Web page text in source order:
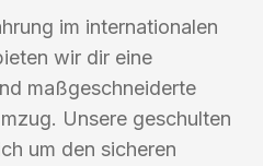
im internationalen
wir dir eine
maßgeschneiderte
Unsere geschulten
um den sicheren